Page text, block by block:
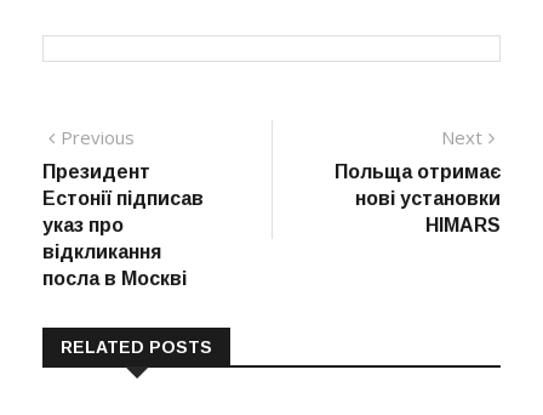
Навігація
записів
Previous
post:
Президент
Естонії підписав
указ про
відкликання
посла в Москві
Next
post:
Польща отримає
нові установки
HIMARS
RELATED POSTS